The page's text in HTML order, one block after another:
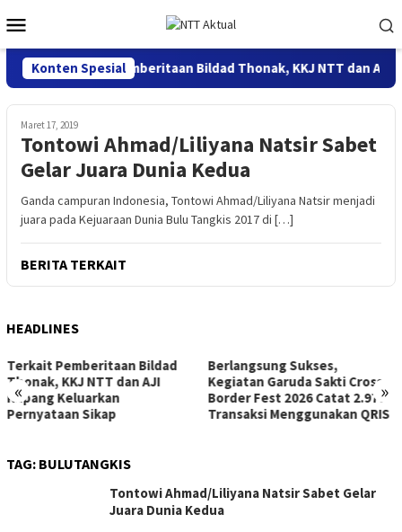
ke
kontenMobile
Konten Spesial
Terkait Pemberitaan Bildad Thonak, KKJ NTT dan AJI
Maret 17, 2019
Tontowi Ahmad/Liliyana Natsir Sabet
Gelar Juara Dunia Kedua
Ganda campuran Indonesia, Tontowi Ahmad/Liliyana Natsir menjadi
juara pada Kejuaraan Dunia Bulu Tangkis 2017 di […]
BERITA TERKAIT
HEADLINES
« »
Terkait Pemberitaan Bildad
Thonak, KKJ NTT dan AJI
Kupang Keluarkan
Pernyataan Sikap
Berlangsung Sukses,
Kegiatan Garuda Sakti Cross
Border Fest 2026 Catat 2.977
Transaksi Menggunakan QRIS
TAG: BULUTANGKIS
Tontowi Ahmad/Liliyana Natsir Sabet Gelar
Juara Dunia Kedua